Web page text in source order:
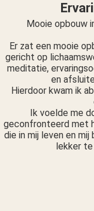
Mooie opbouw
Er zat een mooie
gericht op
meditatie,
en
Hierdoor kwam ik
Ik voelde me
geconfronteerd met
die in mij leven en
lekker